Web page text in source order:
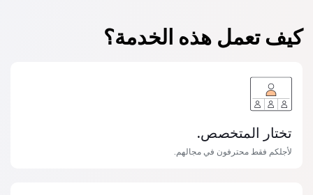
كيف تعمل هذه الخدمة؟
تختار المتخصص.
لأجلكم فقط محترفون في مجالهم.